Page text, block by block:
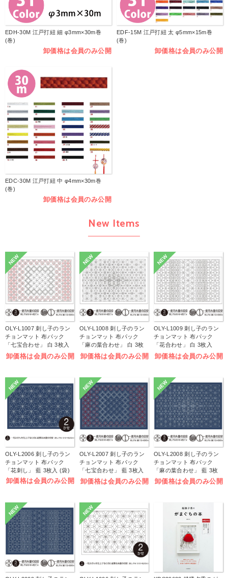
EDH-30M 江戸打紐 細 φ3mm×30m巻
(巻)
卸価格は会員のみ公開
EDF-15M 江戸打紐 太 φ5mm×15m巻
(巻)
卸価格は会員のみ公開
EDC-30M 江戸打紐 中 φ4mm×30m巻
(巻)
卸価格は会員のみ公開
New Items
NEW
OLY-L1007 刺し子のラン
チョンマット 布パック
「七宝合わせ」 白 3枚入
(袋)
卸価格は会員のみ公開
NEW
OLY-L1008 刺し子のラン
チョンマット 布パック
「麻の葉合わせ」 白 3枚
入 (袋)
卸価格は会員のみ公開
NEW
OLY-L1009 刺し子のラン
チョンマット 布パック
「花合わせ」 白 3枚入
(袋)
卸価格は会員のみ公開
NEW
OLY-L2006 刺し子のラン
チョンマット 布パック
「花刺し」 藍 3枚入 (袋)
卸価格は会員のみ公開
NEW
OLY-L2007 刺し子のラン
チョンマット 布パック
「七宝合わせ」 藍 3枚入
(袋)
卸価格は会員のみ公開
NEW
OLY-L2008 刺し子のラン
チョンマット 布パック
「麻の葉合わせ」 藍 3枚
入 (袋)
卸価格は会員のみ公開
NEW NEW